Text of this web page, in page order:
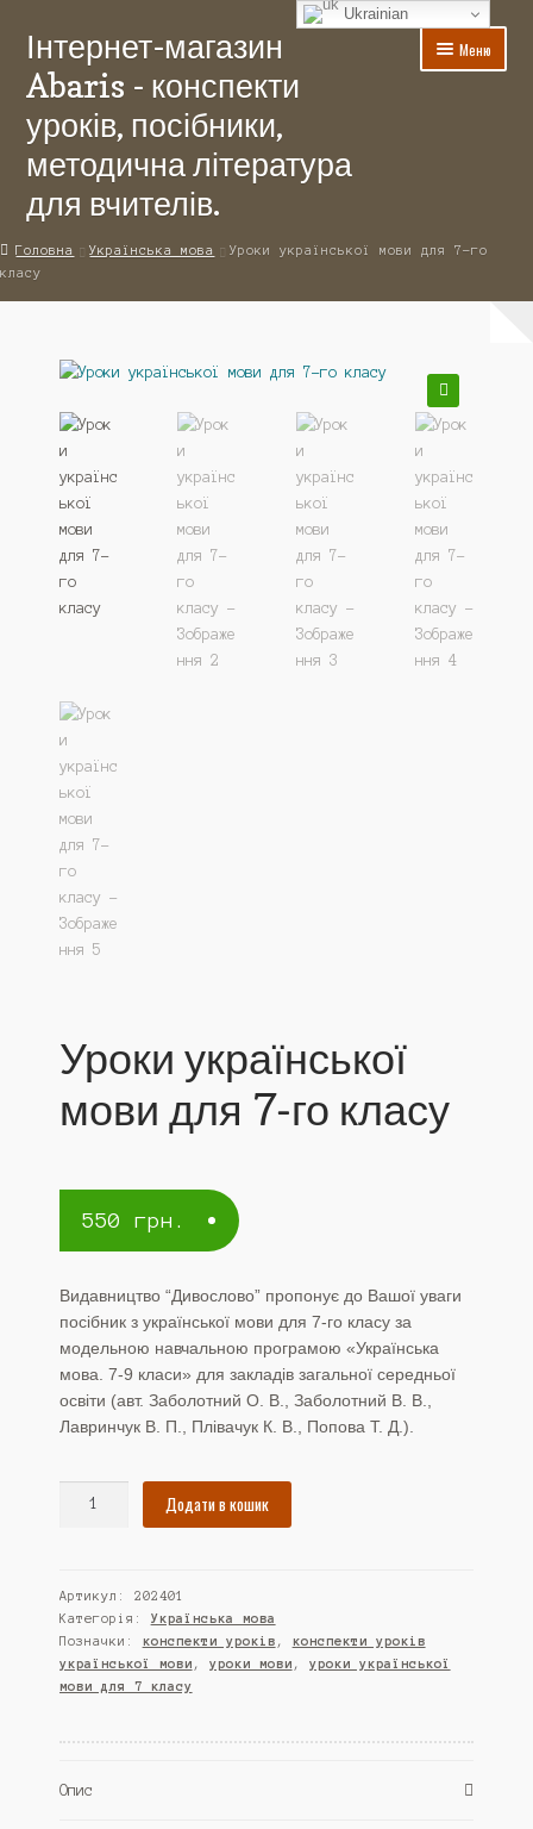
Перейти
навігації
Перейти
вмісту
Інтернет-магазин
Abaris - конспекти
уроків, посібники,
методична література
для вчителів.
Меню
Головна
Акції
Для авторів
Доставка
Контакти
Кошик
Мій аккаунт
Оплата і повернення товару
Політика конфіденційності
Про магазин
Головна Українська мова
Уроки української мови для 7-го
класу
🔍
Уроки української
мови для 7-го класу
550 грн.
Видавництво “Дивослово” пропонує до Вашої уваги
посібник з української мови для 7-го класу за
модельною навчальною програмою «Українська
мова. 7-9 класи» для закладів загальної середньої
освіти (авт. Заболотний О. В., Заболотний В. В.,
Лавринчук В. П., Плівачук К. В., Попова Т. Д.).
7-
го
класу
кількість
Додати в кошик
Артикул: 202401
Категорія: Українська мова
Позначки: конспекти уроків , конспекти уроків
української мови , уроки мови , уроки української
мови для 7 класу
Опис
Ukrainian